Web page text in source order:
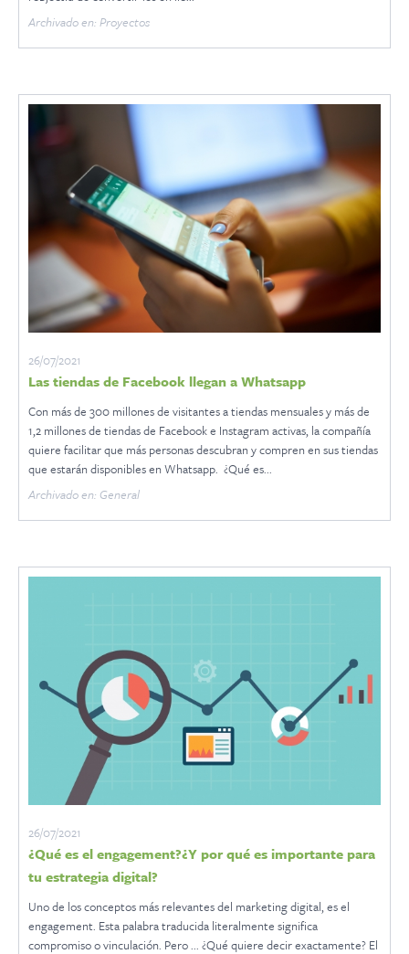
Archivado en: Proyectos
26/07/2021
Las tiendas de Facebook llegan a Whatsapp
Con más de 300 millones de visitantes a tiendas mensuales y más de
1,2 millones de tiendas de Facebook e Instagram activas, la compañía
quiere facilitar que más personas descubran y compren en sus tiendas
que estarán disponibles en Whatsapp. ¿Qué es...
Archivado en: General
26/07/2021
¿Qué es el engagement?¿Y por qué es importante para
tu estrategia digital?
Uno de los conceptos más relevantes del marketing digital, es el
engagement. Esta palabra traducida literalmente significa
compromiso o vinculación. Pero ... ¿Qué quiere decir exactamente? El